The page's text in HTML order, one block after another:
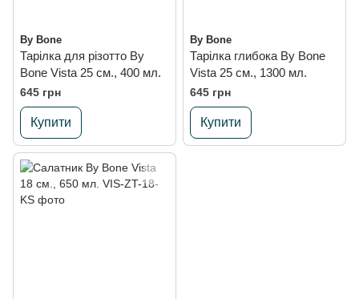
By Bone
Тарілка для різотто By
Bone Vista 25 см., 400 мл.
645 грн
Купити
By Bone
Тарілка глибока By Bone
Vista 25 см., 1300 мл.
645 грн
Купити